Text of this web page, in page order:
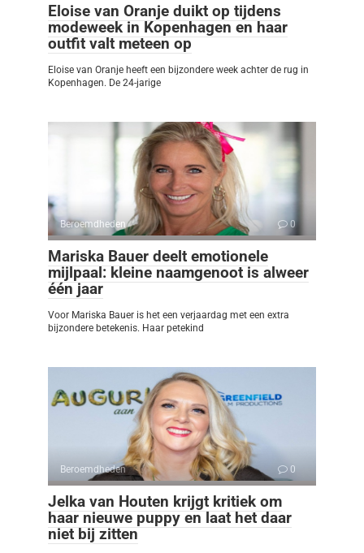
Eloise van Oranje duikt op tijdens
modeweek in Kopenhagen en haar
outfit valt meteen op
Eloise van Oranje heeft een bijzondere week achter de rug in
Kopenhagen. De 24-jarige
Beroemdheden 0
Mariska Bauer deelt emotionele
mijlpaal: kleine naamgenoot is alweer
één jaar
Voor Mariska Bauer is het een verjaardag met een extra
bijzondere betekenis. Haar petekind
Beroemdheden 0
Jelka van Houten krijgt kritiek om
haar nieuwe puppy en laat het daar
niet bij zitten